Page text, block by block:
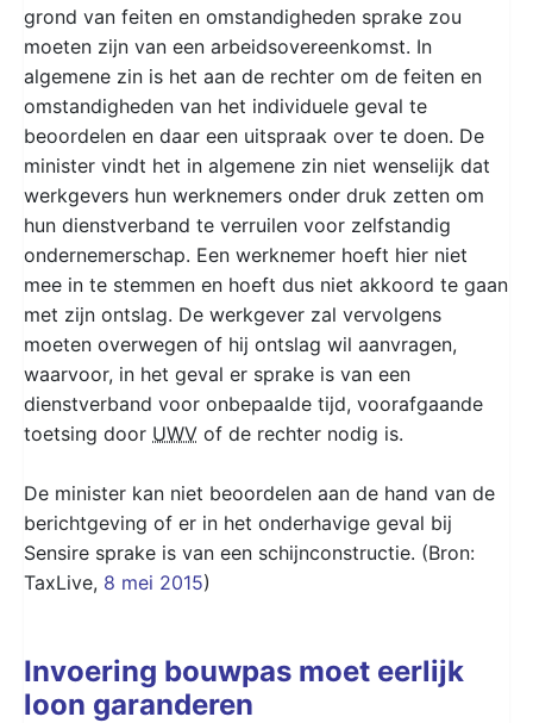
grond van feiten en omstandigheden sprake zou
moeten zijn van een arbeidsovereenkomst. In
algemene zin is het aan de rechter om de feiten en
omstandigheden van het individuele geval te
beoordelen en daar een uitspraak over te doen. De
minister vindt het in algemene zin niet wenselijk dat
werkgevers hun werknemers onder druk zetten om
hun dienstverband te verruilen voor zelfstandig
ondernemerschap. Een werknemer hoeft hier niet
mee in te stemmen en hoeft dus niet akkoord te gaan
met zijn ontslag. De werkgever zal vervolgens
moeten overwegen of hij ontslag wil aanvragen,
waarvoor, in het geval er sprake is van een
dienstverband voor onbepaalde tijd, voorafgaande
toetsing door UWV of de rechter nodig is.
De minister kan niet beoordelen aan de hand van de
berichtgeving of er in het onderhavige geval bij
Sensire sprake is van een schijnconstructie. (Bron:
TaxLive, 8 mei 2015)
Invoering bouwpas moet eerlijk
loon garanderen